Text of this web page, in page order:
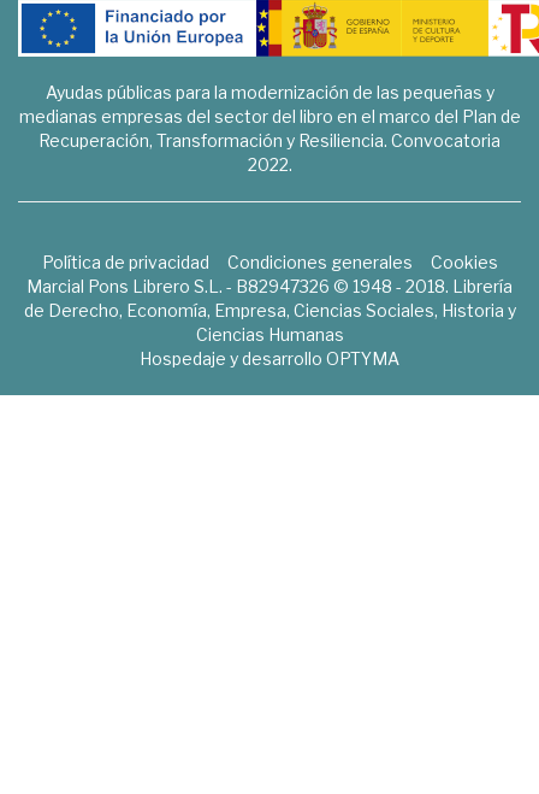
Ayudas públicas para la modernización de las pequeñas y
medianas empresas del sector del libro en el marco del Plan de
Recuperación, Transformación y Resiliencia. Convocatoria
2022.
Política de privacidad Condiciones generales
Cookies
Marcial Pons Librero S.L. - B82947326 © 1948 - 2018. Librería
de Derecho, Economía, Empresa, Ciencias Sociales, Historia y
Ciencias Humanas
Hospedaje y desarrollo OPTYMA